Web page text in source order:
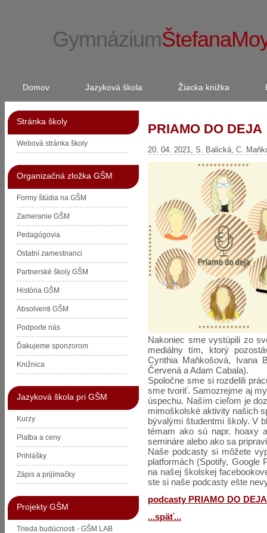
Gymnázium
Domov Jazyková škola Žiacka knižka
Stránka školy
Webová stránka školy
Organizačná zložka GŠM
Formy štúdia na GŠM
Zameranie GŠM
Pedagógovia
Ostatní zamestnanci
Partnerské školy GŠM
História GŠM
Absolventi GŠM
Podporte nás
Ďakujeme sponzorom
Knižnica
Jazyková škola pri GŠM
Kurzy
Platba a ceny
Prihlášky
Zápis a prijímačky
Projekty GŠM
Trieda budúcnosti - GŠM LAB
PRIAMO DO DEJA
20. 04. 2021, S. Balická, C.
Nakoniec sme vystúpili zo
mediálny tím, ktorý
Cynthia Maňkošová, Ivana
Červená a Adam Cabala).
Spoločne sme si rozdelili
sme tvoriť. Samozrejme aj
úspechu. Naším cieľom je
mimoškolské aktivity našich
bývalými študentmi školy. V
témam ako sú napr. hoaxy
semináre alebo ako sa
Naše podcasty si môžete
platformách (Spotify, Google
na našej školskej
ste si naše podcasty ešte
podcasty PRIAMO DO DEJA
...späť...